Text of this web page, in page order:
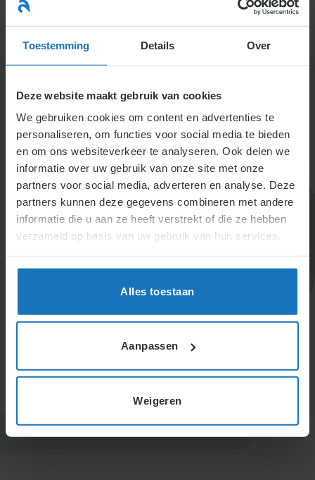
Toestemming Details Over
Deze website maakt gebruik van cookies
We gebruiken cookies om content en advertenties te
personaliseren, om functies voor social media te bieden
en om ons websiteverkeer te analyseren. Ook delen we
informatie over uw gebruik van onze site met onze
partners voor social media, adverteren en analyse. Deze
partners kunnen deze gegevens combineren met andere
informatie die u aan ze heeft verstrekt of die ze hebben
verzameld op basis van uw gebruik van hun services.
Alles toestaan
Aanpassen
Weigeren
naar
inhoud
5.1.2.5. Voorzitter en
secretariaat
De ondernemingsraad kiest een voorzitter en
vergelijkbare bescherming geniet tegen benadeling
als OR-leden. De ondernemer moet voorzieningen
noodzaak en functie.